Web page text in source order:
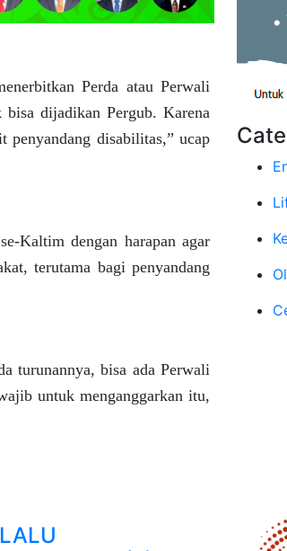
Perda atau Perwali
bisa dijadikan Pergub. Karena
disabilitas,” ucap
Kaltim dengan harapan agar
terutama bagi penyandang
turunannya, bisa ada Perwali
untuk menganggarkan itu,